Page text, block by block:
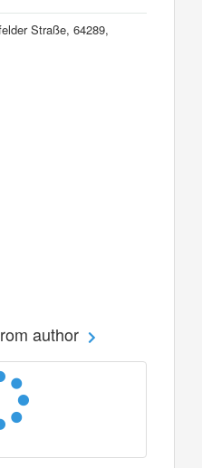
Straße, 64289,
author